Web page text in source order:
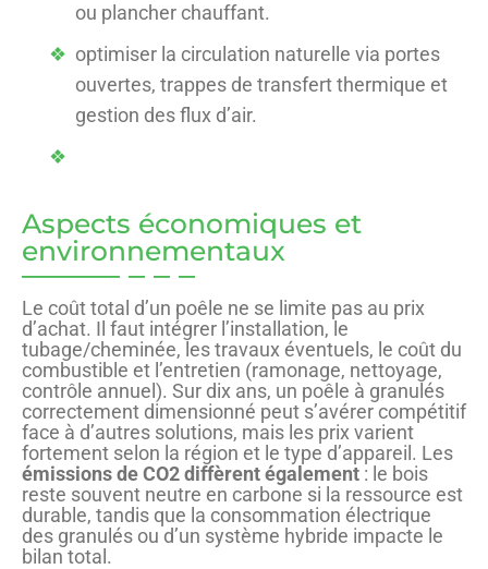
ou plancher chauffant.
optimiser la circulation naturelle via portes
ouvertes, trappes de transfert thermique et
gestion des flux d’air.
Aspects économiques et
environnementaux
Le coût total d’un poêle ne se limite pas au prix
d’achat. Il faut intégrer l’installation, le
tubage/cheminée, les travaux éventuels, le coût du
combustible et l’entretien (ramonage, nettoyage,
contrôle annuel). Sur dix ans, un poêle à granulés
correctement dimensionné peut s’avérer compétitif
face à d’autres solutions, mais les prix varient
fortement selon la région et le type d’appareil. Les
émissions de CO2 diffèrent également : le bois
reste souvent neutre en carbone si la ressource est
durable, tandis que la consommation électrique
des granulés ou d’un système hybride impacte le
bilan total.